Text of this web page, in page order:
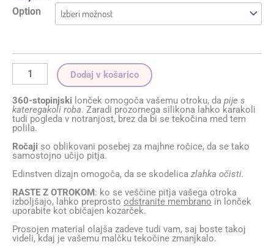
Option
Dodaj v košarico
360-stopinjski lonček omogoča vašemu otroku, da pije s
kateregakoli roba. Zaradi prozornega silikona lahko karakoli
tudi pogleda v notranjost, brez da bi se tekočina med tem
polila.
Ročaji so oblikovani posebej za majhne ročice, da se tako
samostojno učijo pitja.
Edinstven dizajn omogoča, da se skodelica zlahka očisti.
RASTE Z OTROKOM: ko se veščine pitja vašega otroka
izboljšajo, lahko preprosto odstranite membrano in lonček
uporabite kot običajen kozarček.
Prosojen material olajša zadeve tudi vam, saj boste takoj
videli, kdaj je vašemu malčku tekočine zmanjkalo.